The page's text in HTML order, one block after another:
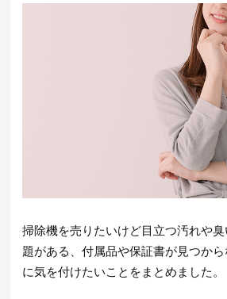
掃除機を売りたいけど目立つ汚れや
題がある、付属品や保証書が見つか
に気を付けたいことをまとめました。